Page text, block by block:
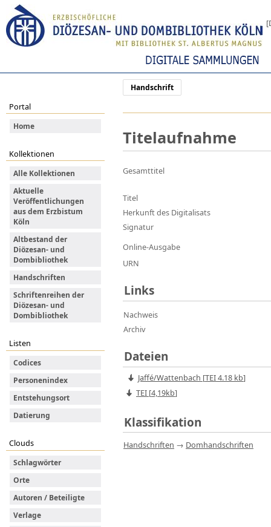
Handschrift
Portal
Home
Kollektionen
Alle Kollektionen
Aktuelle
Veröffentlichungen
aus dem Erzbistum
Köln
Altbestand der
Diözesan- und
Dombibliothek
Handschriften
Schriftenreihen der
Diözesan- und
Dombibliothek
Listen
Codices
Personenindex
Entstehungsort
Datierung
Clouds
Schlagwörter
Orte
Autoren / Beteiligte
Verlage
Titelaufnahme
Gesamttitel
Titel
Herkunft des Digitalisats
Signatur
Online-Ausgabe
URN
Links
Nachweis
Archiv
Dateien
Jaffé/Wattenbach [TEI4.18 kb]
TEI [4,19kb]
Klassifikation
Handschriften → Domhandschriften